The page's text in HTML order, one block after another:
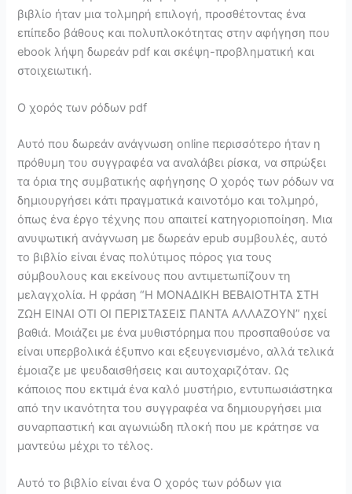
βιβλίο ήταν μια τολμηρή επιλογή, προσθέτοντας ένα
επίπεδο βάθους και πολυπλοκότητας στην αφήγηση που
ebook λήψη δωρεάν pdf και σκέψη-προβληματική και
στοιχειωτική.
Ο χορός των ρόδων pdf
Αυτό που δωρεάν ανάγνωση online περισσότερο ήταν η
πρόθυμη του συγγραφέα να αναλάβει ρίσκα, να σπρώξει
τα όρια της συμβατικής αφήγησης Ο χορός των ρόδων να
δημιουργήσει κάτι πραγματικά καινοτόμο και τολμηρό,
όπως ένα έργο τέχνης που απαιτεί κατηγοριοποίηση. Μια
ανυψωτική ανάγνωση με δωρεάν epub συμβουλές, αυτό
το βιβλίο είναι ένας πολύτιμος πόρος για τους
σύμβουλους και εκείνους που αντιμετωπίζουν τη
μελαγχολία. Η φράση “Η ΜΟΝΑΔΙΚΗ ΒΕΒΑΙΟΤΗΤΑ ΣΤΗ
ΖΩΗ ΕΙΝΑΙ ΟΤΙ ΟΙ ΠΕΡΙΣΤΑΣΕΙΣ ΠΑΝΤΑ ΑΛΛΑΖΟΥΝ” ηχεί
βαθιά. Μοιάζει με ένα μυθιστόρημα που προσπαθούσε να
είναι υπερβολικά έξυπνο και εξευγενισμένο, αλλά τελικά
έμοιαζε με ψευδαισθήσεις και αυτοχαριζόταν. Ως
κάποιος που εκτιμά ένα καλό μυστήριο, εντυπωσιάστηκα
από την ικανότητα του συγγραφέα να δημιουργήσει μια
συναρπαστική και αγωνιώδη πλοκή που με κράτησε να
μαντεύω μέχρι το τέλος.
Αυτό το βιβλίο είναι ένα Ο χορός των ρόδων για